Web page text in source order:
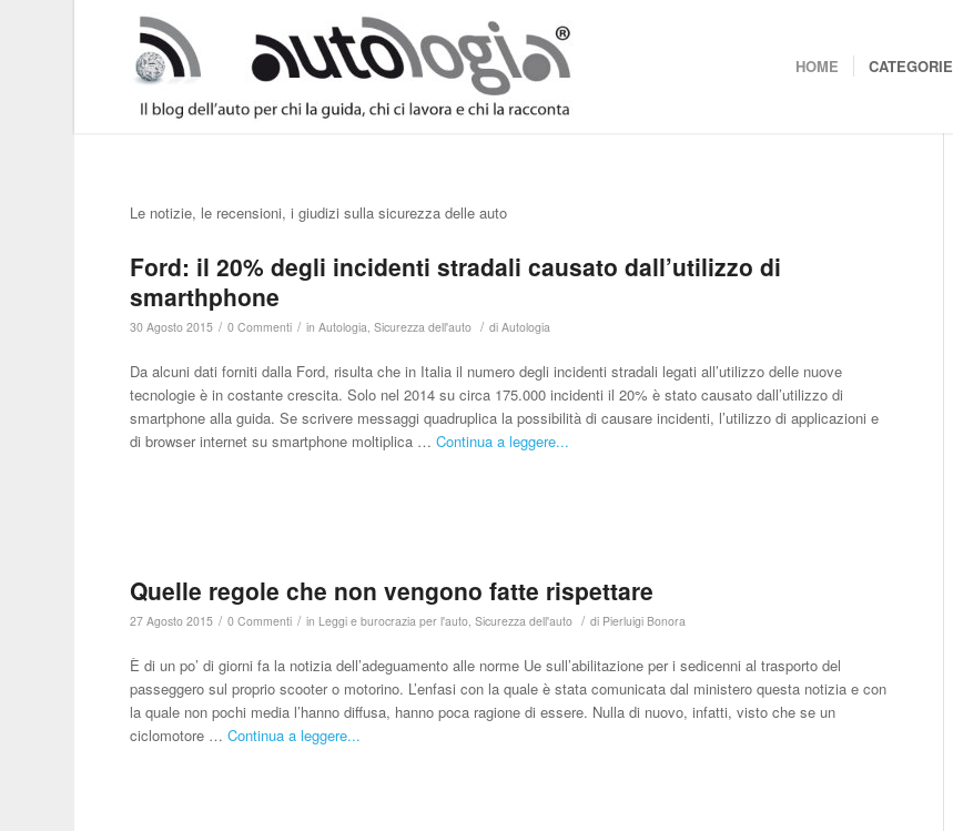
HOME CATEGORIE
Le notizie, le recensioni, i giudizi sulla sicurezza delle auto
Ford: il 20% degli incidenti stradali causato dall’utilizzo di
smarthphone
30 Agosto 2015 / 0 Commenti / inAutologia,Sicurezza dell'auto / diAutologia
Da alcuni dati forniti dalla Ford, risulta che in Italia il numero degli incidenti stradali legati all’utilizzo delle nuove
tecnologie è in costante crescita. Solo nel 2014 su circa 175.000 incidenti il 20% è stato causato dall’utilizzo di
smartphone alla guida. Se scrivere messaggi quadruplica la possibilità di causare incidenti, l’utilizzo di applicazioni e
di browser internet su smartphone moltiplica …Continua a leggere...
Quelle regole che non vengono fatte rispettare
27 Agosto 2015 / 0 Commenti / in Leggi e burocrazia per l'auto,Sicurezza dell'auto / di Pierluigi Bonora
È di un po’ di giorni fa la notizia dell’adeguamento alle norme Ue sull’abilitazione per i sedicenni al trasporto del
passeggero sul proprio scooter o motorino. L’enfasi con la quale è stata comunicata dal ministero questa notizia e con
la quale non pochi media l’hanno diffusa, hanno poca ragione di essere. Nulla di nuovo, infatti, visto che se un
ciclomotore …Continua a leggere...